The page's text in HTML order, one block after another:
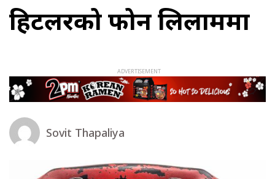
हिटलरको फोन लिलाममा
Sovit Thapaliya